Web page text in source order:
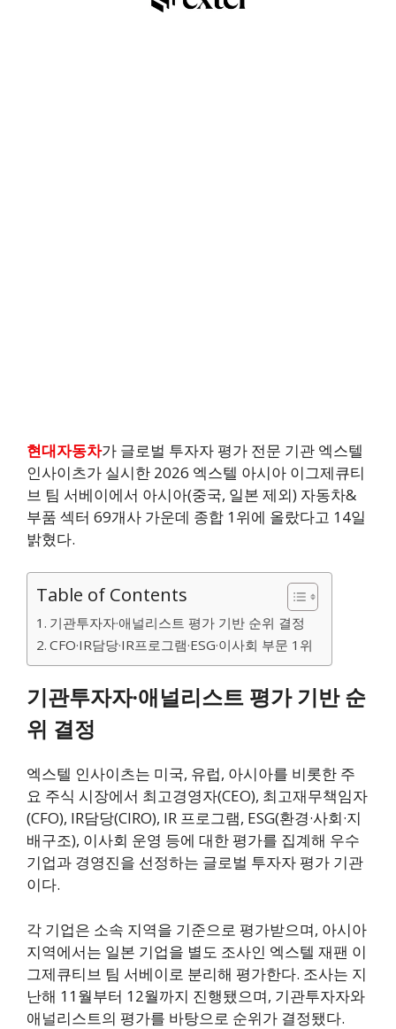
현대자동차가 글로벌 투자자 평가 전문 기관 엑스텔
인사이츠가 실시한 2026 엑스텔 아시아 이그제큐티
브 팀 서베이에서 아시아(중국, 일본 제외) 자동차&
부품 섹터 69개사 가운데 종합 1위에 올랐다고 14일
밝혔다.
Table of Contents
기관투자자·애널리스트 평가 기반 순위 결정
CFO·IR담당·IR프로그램·ESG·이사회 부문 1위
기관투자자·애널리스트 평가 기반 순
위 결정
엑스텔 인사이츠는 미국, 유럽, 아시아를 비롯한 주
요 주식 시장에서 최고경영자(CEO), 최고재무책임자
(CFO), IR담당(CIRO), IR 프로그램, ESG(환경·사회·지
배구조), 이사회 운영 등에 대한 평가를 집계해 우수
기업과 경영진을 선정하는 글로벌 투자자 평가 기관
이다.
각 기업은 소속 지역을 기준으로 평가받으며, 아시아
지역에서는 일본 기업을 별도 조사인 엑스텔 재팬 이
그제큐티브 팀 서베이로 분리해 평가한다. 조사는 지
난해 11월부터 12월까지 진행됐으며, 기관투자자와
애널리스트의 평가를 바탕으로 순위가 결정됐다.